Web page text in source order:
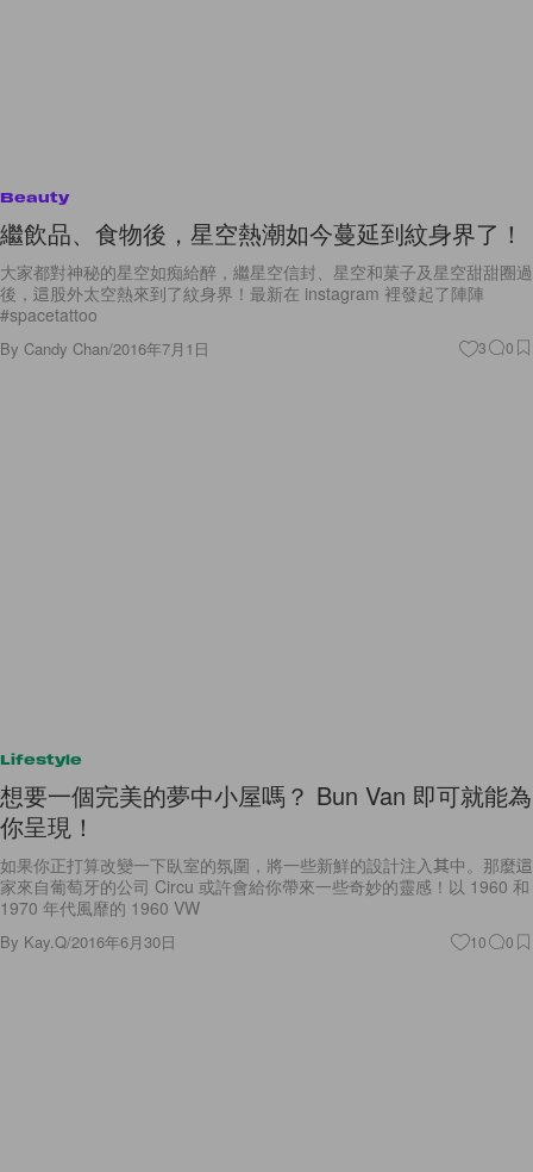
Beauty
繼飲品、食物後，星空熱潮如今蔓延到紋身界了！
大家都對神秘的星空如痴給醉，繼星空信封、星空和菓子及星空甜甜圈過
後，這股外太空熱來到了紋身界！最新在 instagram 裡發起了陣陣
#spacetattoo
By Candy Chan/2016年7月1日 3 0
Lifestyle
想要一個完美的夢中小屋嗎？ Bun Van 即可就能為
你呈現！
如果你正打算改變一下臥室的氛圍，將一些新鮮的設計注入其中。那麼這
家來自葡萄牙的公司 Circu 或許會給你帶來一些奇妙的靈感！以 1960 和
1970 年代風靡的 1960 VW
By Kay.Q/2016年6月30日 10 0